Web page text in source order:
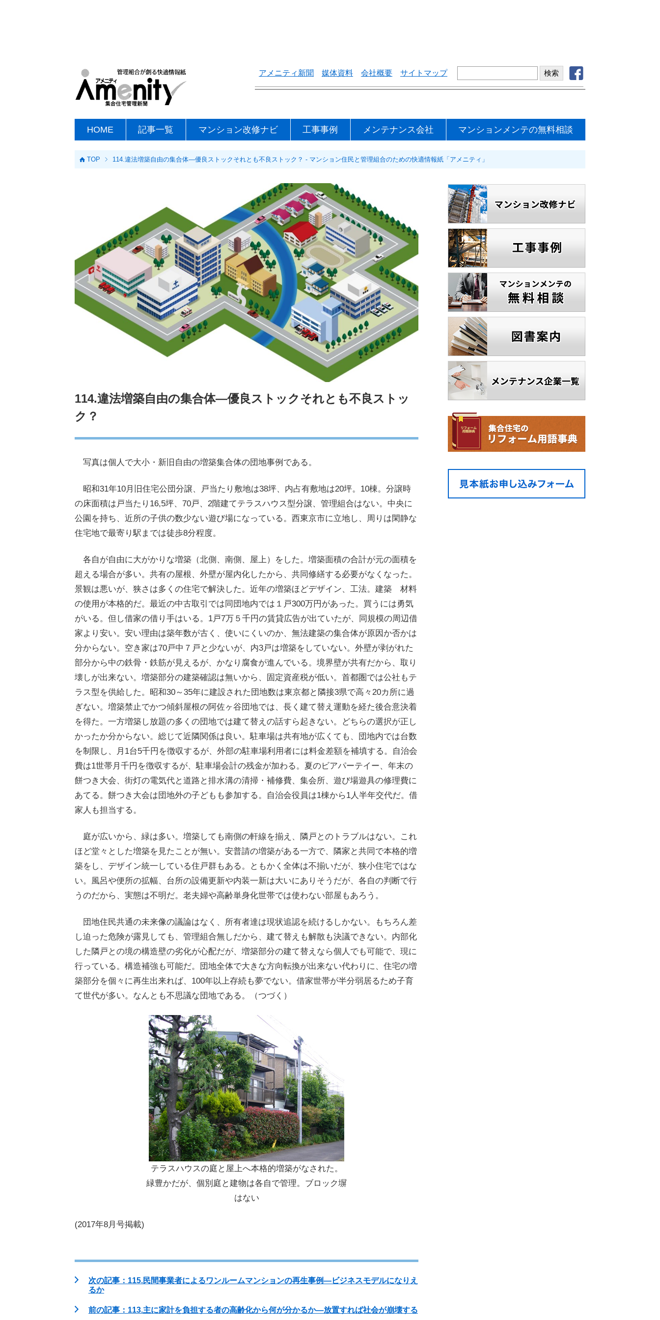
HOME 記事一覧 マンション改修ナビ 工事事例 メンテナンス会社 マンションメンテの無料相談
アメニティ新聞 媒体資料 会社概要 サイトマップ
TOP 114.違法増築自由の集合体―優良ストックそれとも不良ストック？ - マンション住民と管理組合のための快適情報紙「アメニティ」
114.違法増築自由の集合体―優良ストックそれとも不良ストッ
ク？
写真は個人で大小・新旧自由の増築集合体の団地事例である。
昭和31年10月旧住宅公団分譲、戸当たり敷地は38坪、内占有敷地は20坪。10棟。分譲時
の床面積は戸当たり16,5坪、70戸、2階建てテラスハウス型分譲、管理組合はない。中央に
公園を持ち、近所の子供の数少ない遊び場になっている。西東京市に立地し、周りは閑静な
住宅地で最寄り駅までは徒歩8分程度。
各自が自由に大がかりな増築（北側、南側、屋上）をした。増築面積の合計が元の面積を
超える場合が多い。共有の屋根、外壁が屋内化したから、共同修繕する必要がなくなった。
景観は悪いが、狭さは多くの住宅で解決した。近年の増築ほどデザイン、工法。建築 材料
の使用が本格的だ。最近の中古取引では同団地内では１戸300万円があった。買うには勇気
がいる。但し借家の借り手はいる。1戸7万５千円の賃貸広告が出ていたが、同規模の周辺借
家より安い。安い理由は築年数が古く、使いにくいのか、無法建築の集合体が原因か否かは
分からない。空き家は70戸中７戸と少ないが、内3戸は増築をしていない。外壁が剥がれた
部分から中の鉄骨・鉄筋が見えるが、かなり腐食が進んでいる。境界壁が共有だから、取り
壊しが出来ない。増築部分の建築確認は無いから、固定資産税が低い。首都圏では公社もテ
ラス型を供給した。昭和30～35年に建設された団地数は東京都と隣接3県で高々20カ所に過
ぎない。増築禁止でかつ傾斜屋根の阿佐ヶ谷団地では、長く建て替え運動を経た後合意決着
を得た。一方増築し放題の多くの団地では建て替えの話すら起きない。どちらの選択が正し
かったか分からない。総じて近隣関係は良い。駐車場は共有地が広くても、団地内では台数
を制限し、月1台5千円を徴収するが、外部の駐車場利用者には料金差額を補填する。自治会
費は1世帯月千円を徴収するが、駐車場会計の残金が加わる。夏のビアパーテイー、年末の
餅つき大会、街灯の電気代と道路と排水溝の清掃・補修費、集会所、遊び場遊具の修理費に
あてる。餅つき大会は団地外の子どもも参加する。自治会役員は1棟から1人半年交代だ。借
家人も担当する。
庭が広いから、緑は多い。増築しても南側の軒線を揃え、隣戸とのトラブルはない。これ
ほど堂々とした増築を見たことが無い。安普請の増築がある一方で、隣家と共同で本格的増
築をし、デザイン統一している住戸群もある。ともかく全体は不揃いだが、狭小住宅ではな
い。風呂や便所の拡幅、台所の設備更新や内装一新は大いにありそうだが、各自の判断で行
うのだから、実態は不明だ。老夫婦や高齢単身化世帯では使わない部屋もあろう。
団地住民共通の未来像の議論はなく、所有者達は現状追認を続けるしかない。もちろん差
し迫った危険が露見しても、管理組合無しだから、建て替えも解散も決議できない。内部化
した隣戸との境の構造壁の劣化が心配だが、増築部分の建て替えなら個人でも可能で、現に
行っている。構造補強も可能だ。団地全体で大きな方向転換が出来ない代わりに、住宅の増
築部分を個々に再生出来れば、100年以上存続も夢でない。借家世帯が半分弱居るため子育
て世代が多い。なんとも不思議な団地である。（つづく）
テラスハウスの庭と屋上へ本格的増築がなされた。
緑豊かだが、個別庭と建物は各自で管理。ブロック塀
はない
(2017年8月号掲載)
次の記事：115.民間事業者によるワンルームマンションの再生事例―ビジネスモデルになりえ
るか
前の記事：113.主に家計を負担する者の高齢化から何が分かるか―放置すれば社会が崩壊する